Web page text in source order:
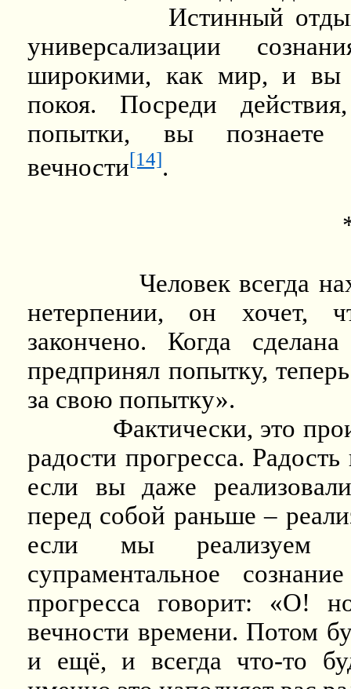
Истинный
универсализации
широкими, как мир, и вы
покоя. Посреди
попытки, вы познаете
вечности[14].
Человек всегда
нетерпении, он хочет,
закончено. Когда
предпринял попытку,
за свою попытку».
Фактически, это
радости прогресса.
если вы даже
перед собой раньше –
если мы реализуем
супраментальное
прогресса говорит: «О!
вечности времени. Потом
и ещё, и всегда что-то